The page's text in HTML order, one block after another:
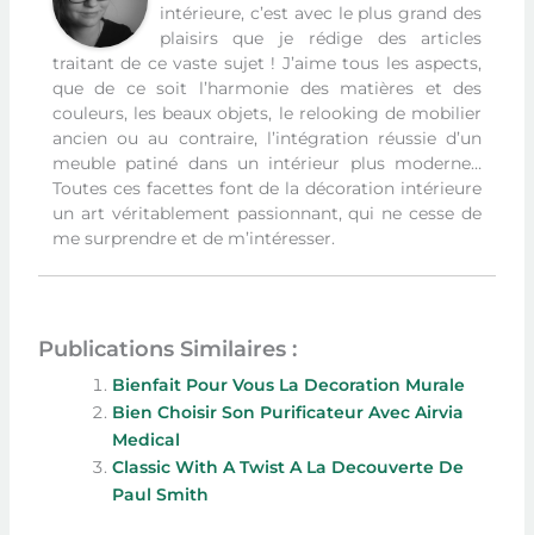
intérieure, c’est avec le plus grand des
plaisirs que je rédige des articles
traitant de ce vaste sujet ! J’aime tous les aspects,
que de ce soit l’harmonie des matières et des
couleurs, les beaux objets, le relooking de mobilier
ancien ou au contraire, l’intégration réussie d’un
meuble patiné dans un intérieur plus moderne…
Toutes ces facettes font de la décoration intérieure
un art véritablement passionnant, qui ne cesse de
me surprendre et de m’intéresser.
Publications Similaires :
Bienfait Pour Vous La Decoration Murale
Bien Choisir Son Purificateur Avec Airvia
Medical
Classic With A Twist A La Decouverte De
Paul Smith